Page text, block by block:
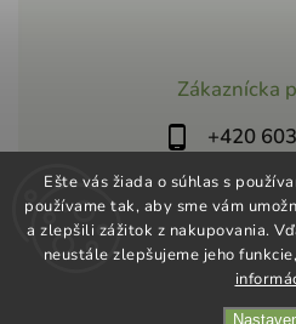
Ešte vás žiada o súhlas s
používame tak, aby sme vám
a zlepšili zážitok z nakupovania.
neustále zlepšujeme jeho
Zákaznícka
+420